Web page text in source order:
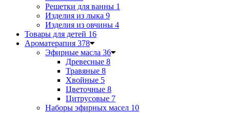
Решетки для ванны 1
Изделия из лыка 9
Изделия из овчины 4
Товары для детей 16
Ароматерапия 378
Эфирные масла 36
Древесные 8
Травяные 8
Хвойные 5
Цветочные 8
Цитрусовые 7
Наборы эфирных масел 10